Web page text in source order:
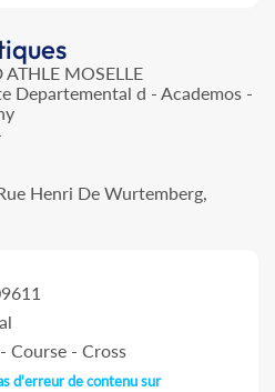
MOSELLE
Departemental d - Academos -
Henri De Wurtemberg,
Course - Cross
d'erreur de contenu sur